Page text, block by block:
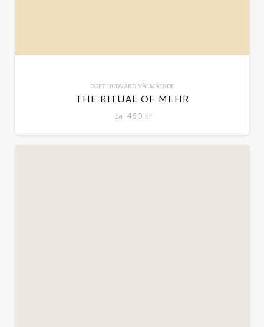
DOFT HUDVÅRD VÄLMÅENDE
THE RITUAL OF MEHR
ca 460 kr